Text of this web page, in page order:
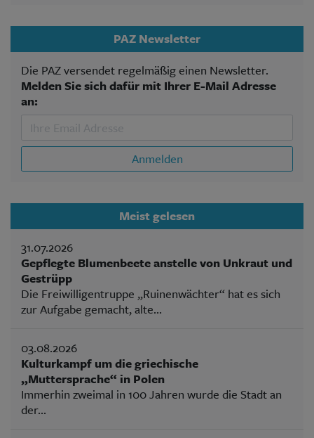
PAZ Newsletter
Die PAZ versendet regelmäßig einen Newsletter.
Melden Sie sich dafür mit Ihrer E-Mail Adresse
an:
Anmelden
Meist gelesen
31.07.2026
Gepflegte Blumenbeete anstelle von Unkraut und
Gestrüpp
Die Freiwilligentruppe „Ruinenwächter“ hat es sich
zur Aufgabe gemacht, alte...
03.08.2026
Kulturkampf um die griechische
„Muttersprache“ in Polen
Immerhin zweimal in 100 Jahren wurde die Stadt an
der...